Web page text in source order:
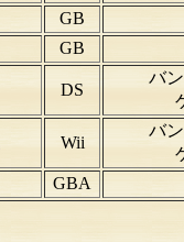
GB
GB
DS
バ
Wii
バ
GBA